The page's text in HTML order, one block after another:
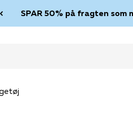
SPAR 50% på fragten som